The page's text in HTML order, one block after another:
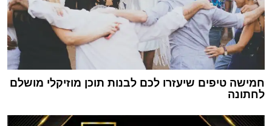
חמישה טיפים שיעזרו לכם לבנות תוכן מוזיקלי מושלם
לחתונה